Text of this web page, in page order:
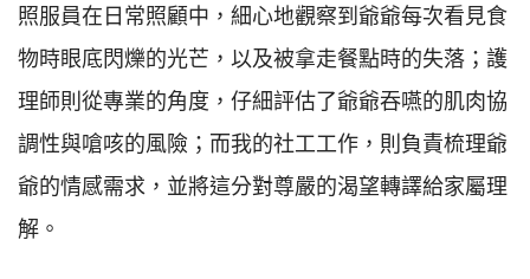
照服員在日常照顧中，細心地觀察到爺爺每次看見食
物時眼底閃爍的光芒，以及被拿走餐點時的失落；護
理師則從專業的角度，仔細評估了爺爺吞嚥的肌肉協
調性與嗆咳的風險；而我的社工工作，則負責梳理爺
爺的情感需求，並將這分對尊嚴的渴望轉譯給家屬理
解。